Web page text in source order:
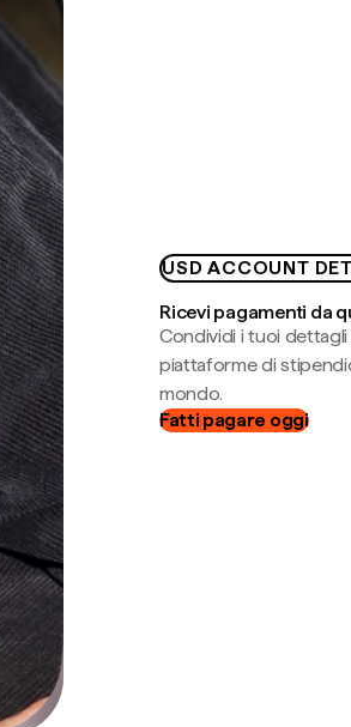
USD ACCOUNT
Ricevi pagamenti da
Condividi i tuoi dettagli
piattaforme di
mondo.
Fatti pagare oggi